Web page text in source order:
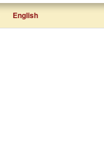
English